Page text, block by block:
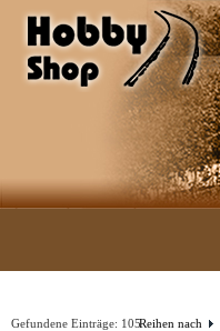
Reihen nach
Gefundene Einträge: 105